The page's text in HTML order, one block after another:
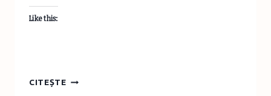
Like this:
CITEȘTEEXPOZIŢII